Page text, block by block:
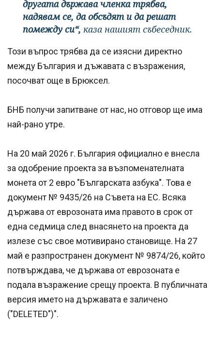
другата държава членка трябва,
надявам се, да обсъдят и да решат
помежду си“, каза нашият събеседник.
Този въпрос трябва да се изясни директно
между България и дъжавата с възражения,
посочват още в Брюксел.
БНБ получи запитване от нас, но отговор ще има
най-рано утре.
На 20 май 2026 г. България официално е внесла
за одобрение проекта за възпоменателната
монета от 2 евро "Българската азбука". Това е
документ № 9435/26 на Съвета на ЕС. Всяка
държава от еврозоната има правото в срок от
една седмица след внасянето на проекта да
излезе със свое мотивирано становище. На 27
май е разпространен документ № 9874/26, който
потвърждава, че държава от еврозоната е
подала възражение срещу проекта. В публичната
версия името на държавата е заличено
("DELETED")".